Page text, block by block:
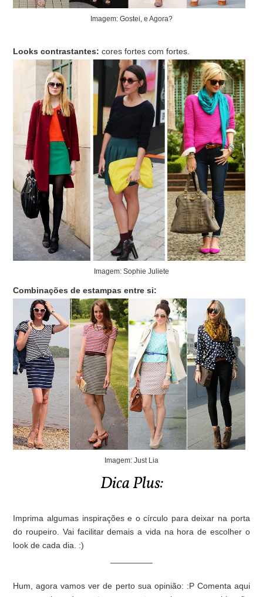
Imagem: Gostei, e Agora?
Looks contrastantes:cores fortes com fortes.
Imagem: Sophie Juliete
Combinações de estampas entre si:
Imagem: Just Lia
Dica Plus:
Imprima algumas inspirações e o círculo para deixar na porta
do roupeiro. Vai facilitar demais a vida na hora de escolher o
look de cada dia. :)
Hum, agora vamos ver de perto sua opinião: :P Comenta aqui